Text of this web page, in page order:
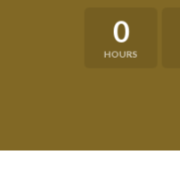
0
HOURS